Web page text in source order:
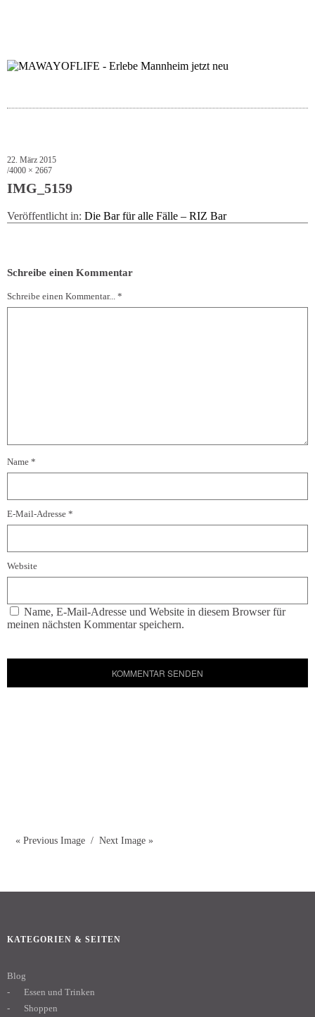
22. März 2015
4000 × 2667
IMG_5159
Veröffentlicht in: Die Bar für alle Fälle – RIZ Bar
Schreibe einen Kommentar
Schreibe einen Kommentar... *
Name *
E-Mail-Adresse *
Website
Name, E-Mail-Adresse und Website in diesem Browser für
meinen nächsten Kommentar speichern.
« Previous Image Next Image »
KATEGORIEN & SEITEN
Blog
Essen und Trinken
Shoppen